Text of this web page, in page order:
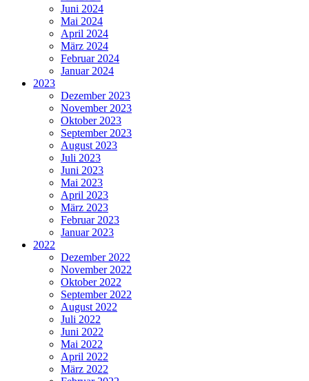
Juni 2024
Mai 2024
April 2024
März 2024
Februar 2024
Januar 2024
2023
Dezember 2023
November 2023
Oktober 2023
September 2023
August 2023
Juli 2023
Juni 2023
Mai 2023
April 2023
März 2023
Februar 2023
Januar 2023
2022
Dezember 2022
November 2022
Oktober 2022
September 2022
August 2022
Juli 2022
Juni 2022
Mai 2022
April 2022
März 2022